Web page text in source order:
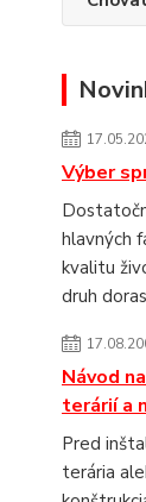
Výber
hlavných
kvalitu
druh
Návod
terárií a
Pred
terária